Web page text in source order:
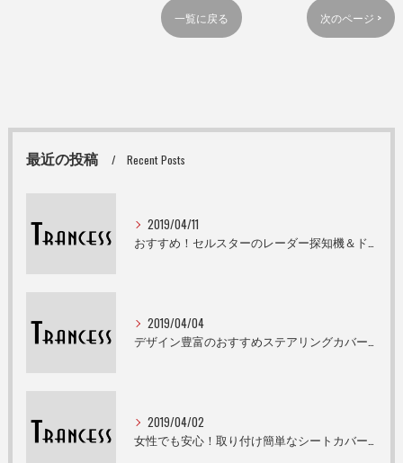
一覧に戻る 次のページ >
最近の投稿 Recent Posts
2019/04/11
おすすめ！セルスターのレーダー探知機＆ドライブレコーダー
2019/04/04
デザイン豊富のおすすめステアリングカバーをご紹介！
2019/04/02
女性でも安心！取り付け簡単なシートカバーです！